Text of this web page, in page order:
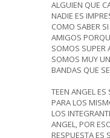
ALGUIEN QUE
NADIE ES
COMO SABER
AMIGOS
SOMOS SUPER
SOMOS MUY
BANDAS QUE
TEEN ANGEL
PARA LOS
LOS
ANGEL, POR
RESPUESTA ES